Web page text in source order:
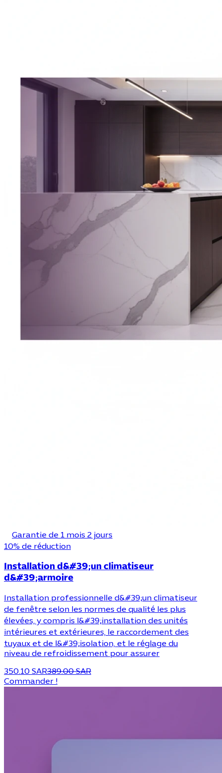
Garantie de 1 mois 2 jours
10% de réduction
Installation d&#39;un climatiseur
d&#39;armoire
Installation professionnelle d&#39;un climatiseur
de fenêtre selon les normes de qualité les plus
élevées, y compris l&#39;installation des unités
intérieures et extérieures, le raccordement des
tuyaux et de l&#39;isolation, et le réglage du
niveau de refroidissement pour assurer
350.10 SAR389.00 SAR
Commander !